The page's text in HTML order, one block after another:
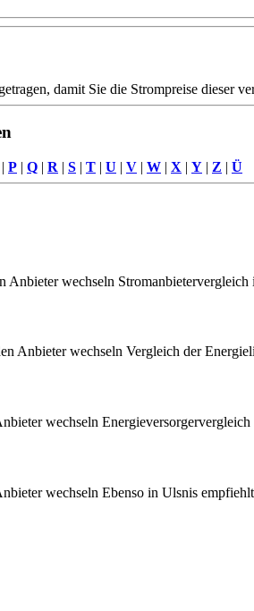
damit Sie die Strompreise dieser
| P | Q | R | S | T | U | V | W | X | Y | Z | Ü
wechseln
Anbieter wechseln Vergleich der
wechseln
wechseln Ebenso in Ulsnis